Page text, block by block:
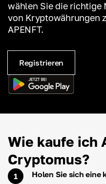
wählen Sie die richtige
von Kryptowährungen
APENFT.
Registrieren
Wie kaufe ich
Cryptomus?
1
Holen Sie sich eine